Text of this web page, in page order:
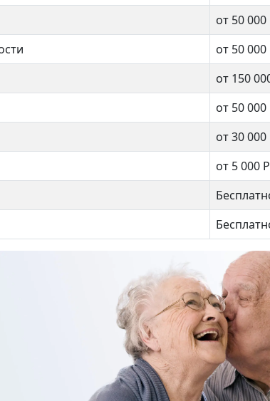
от 50 000
от 50 000
от 150
от 50 000
от 30 000
от 5 000 Р
11 500 000 ₽
Алтуфьево
2 комнат